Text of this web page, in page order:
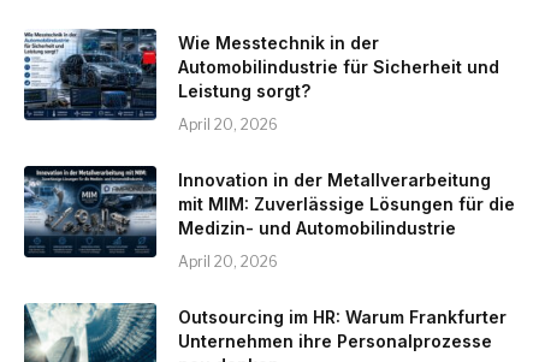
Wie Messtechnik in der
Automobilindustrie für Sicherheit und
Leistung sorgt?
April 20, 2026
Innovation in der Metallverarbeitung
mit MIM: Zuverlässige Lösungen für die
Medizin- und Automobilindustrie
April 20, 2026
Outsourcing im HR: Warum Frankfurter
Unternehmen ihre Personalprozesse